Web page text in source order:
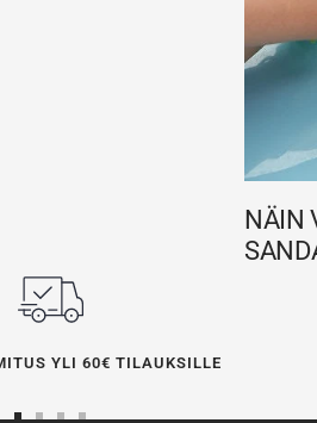
NÄIN
YLI 60€ TILAUKSILLE